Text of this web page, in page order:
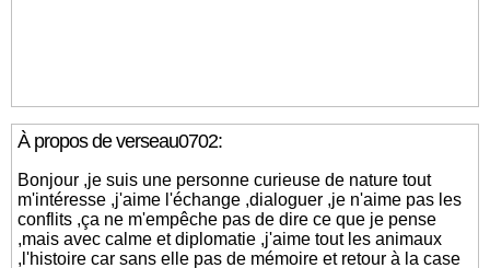
À propos de verseau0702:
Bonjour ,je suis une personne curieuse de nature tout
m'intéresse ,j'aime l'échange ,dialoguer ,je n'aime pas les
conflits ,ça ne m'empêche pas de dire ce que je pense
,mais avec calme et diplomatie ,j'aime tout les animaux
,l'histoire car sans elle pas de mémoire et retour à la case